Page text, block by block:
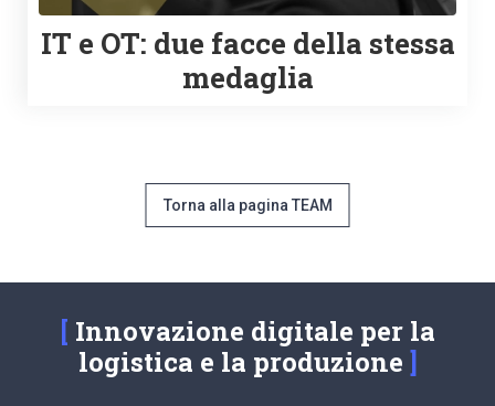
IT e OT: due facce della stessa
medaglia
Torna alla pagina TEAM
Innovazione digitale per la
logistica e la produzione